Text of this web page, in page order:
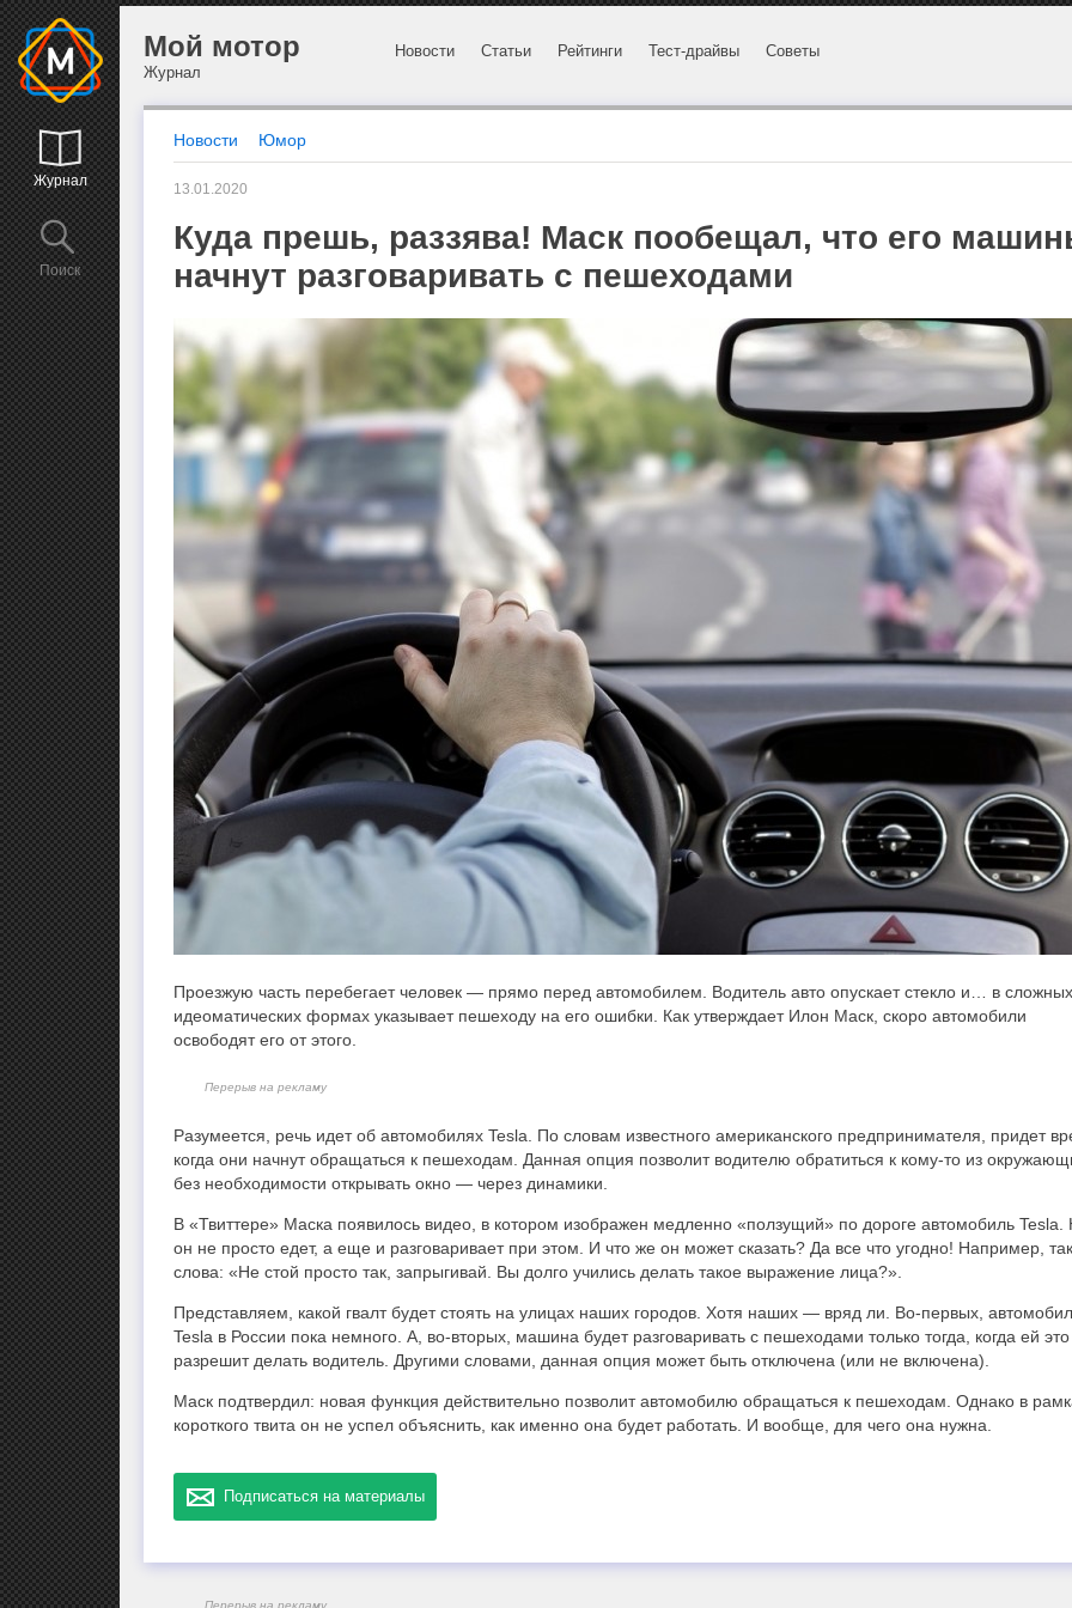
Журнал
Поиск
Мой мотор
Журнал
Новости Статьи Рейтинги Тест-драйвы Советы
Новости Юмор
13.01.2020
Куда прешь, раззява! Маск пообещал, что его
начнут разговаривать с пешеходами
Проезжую часть перебегает человек — прямо перед автомобилем. Водитель авто опускает стекло и… в сложных
идеоматических формах указывает пешеходу на его ошибки. Как утверждает Илон Маск, скоро автомобили
освободят его от этого.
Перерыв на рекламу
Разумеется, речь идет об автомобилях Tesla. По словам известного американского предпринимателя, придет
когда они начнут обращаться к пешеходам. Данная опция позволит водителю обратиться к кому-то из
без необходимости открывать окно — через динамики.
В «Твиттере» Маска появилось видео, в котором изображен медленно «ползущий» по дороге автомобиль Tesla.
он не просто едет, а еще и разговаривает при этом. И что же он может сказать? Да все что угодно! Например,
слова: «Не стой просто так, запрыгивай. Вы долго учились делать такое выражение лица?».
Представляем, какой гвалт будет стоять на улицах наших городов. Хотя наших — вряд ли. Во-первых,
Tesla в России пока немного. А, во-вторых, машина будет разговаривать с пешеходами только тогда, когда ей это
разрешит делать водитель. Другими словами, данная опция может быть отключена (или не включена).
Маск подтвердил: новая функция действительно позволит автомобилю обращаться к пешеходам. Однако в
короткого твита он не успел объяснить, как именно она будет работать. И вообще, для чего она нужна.
Подписаться на материалы
Перерыв на рекламу